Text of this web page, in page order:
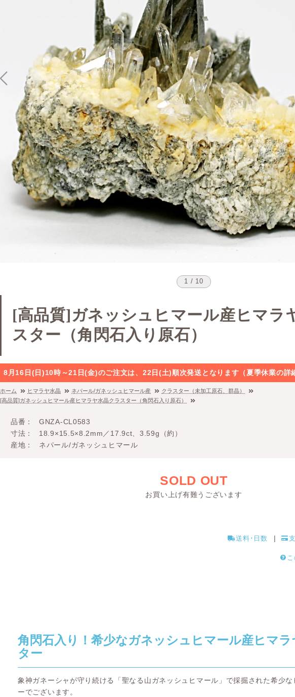
1 / 10
[高品質]ガネッシュヒマール産ヒマラ
スター（角閃石入り原石）
8月16日(日)10時～21日(金)のご注文は、22日(土)順次発送となります（夏季休業の詳
ホーム ヒマラヤ水晶 ネパール/ガネッシュヒマール産
クラスター（未加工原石、群晶）
[高品質]ガネッシュヒマール産ヒマラヤ水晶クラスター（角閃石入り原石）
品番
GNZA-CL0583
寸法
18.9×15.5×8.2mm／17.9ct、3.59g（約）
産地
ネパール/ガネッシュヒマール
SOLD OUT
お買い上げ有難うございます
送料･日数
角閃石入り！希少なガネッシュヒマール産ヒマラ
ター
象神ガネーシャが守り続ける「聖なる山ガネッシュヒマール」で採掘された希少な
ーでございます。